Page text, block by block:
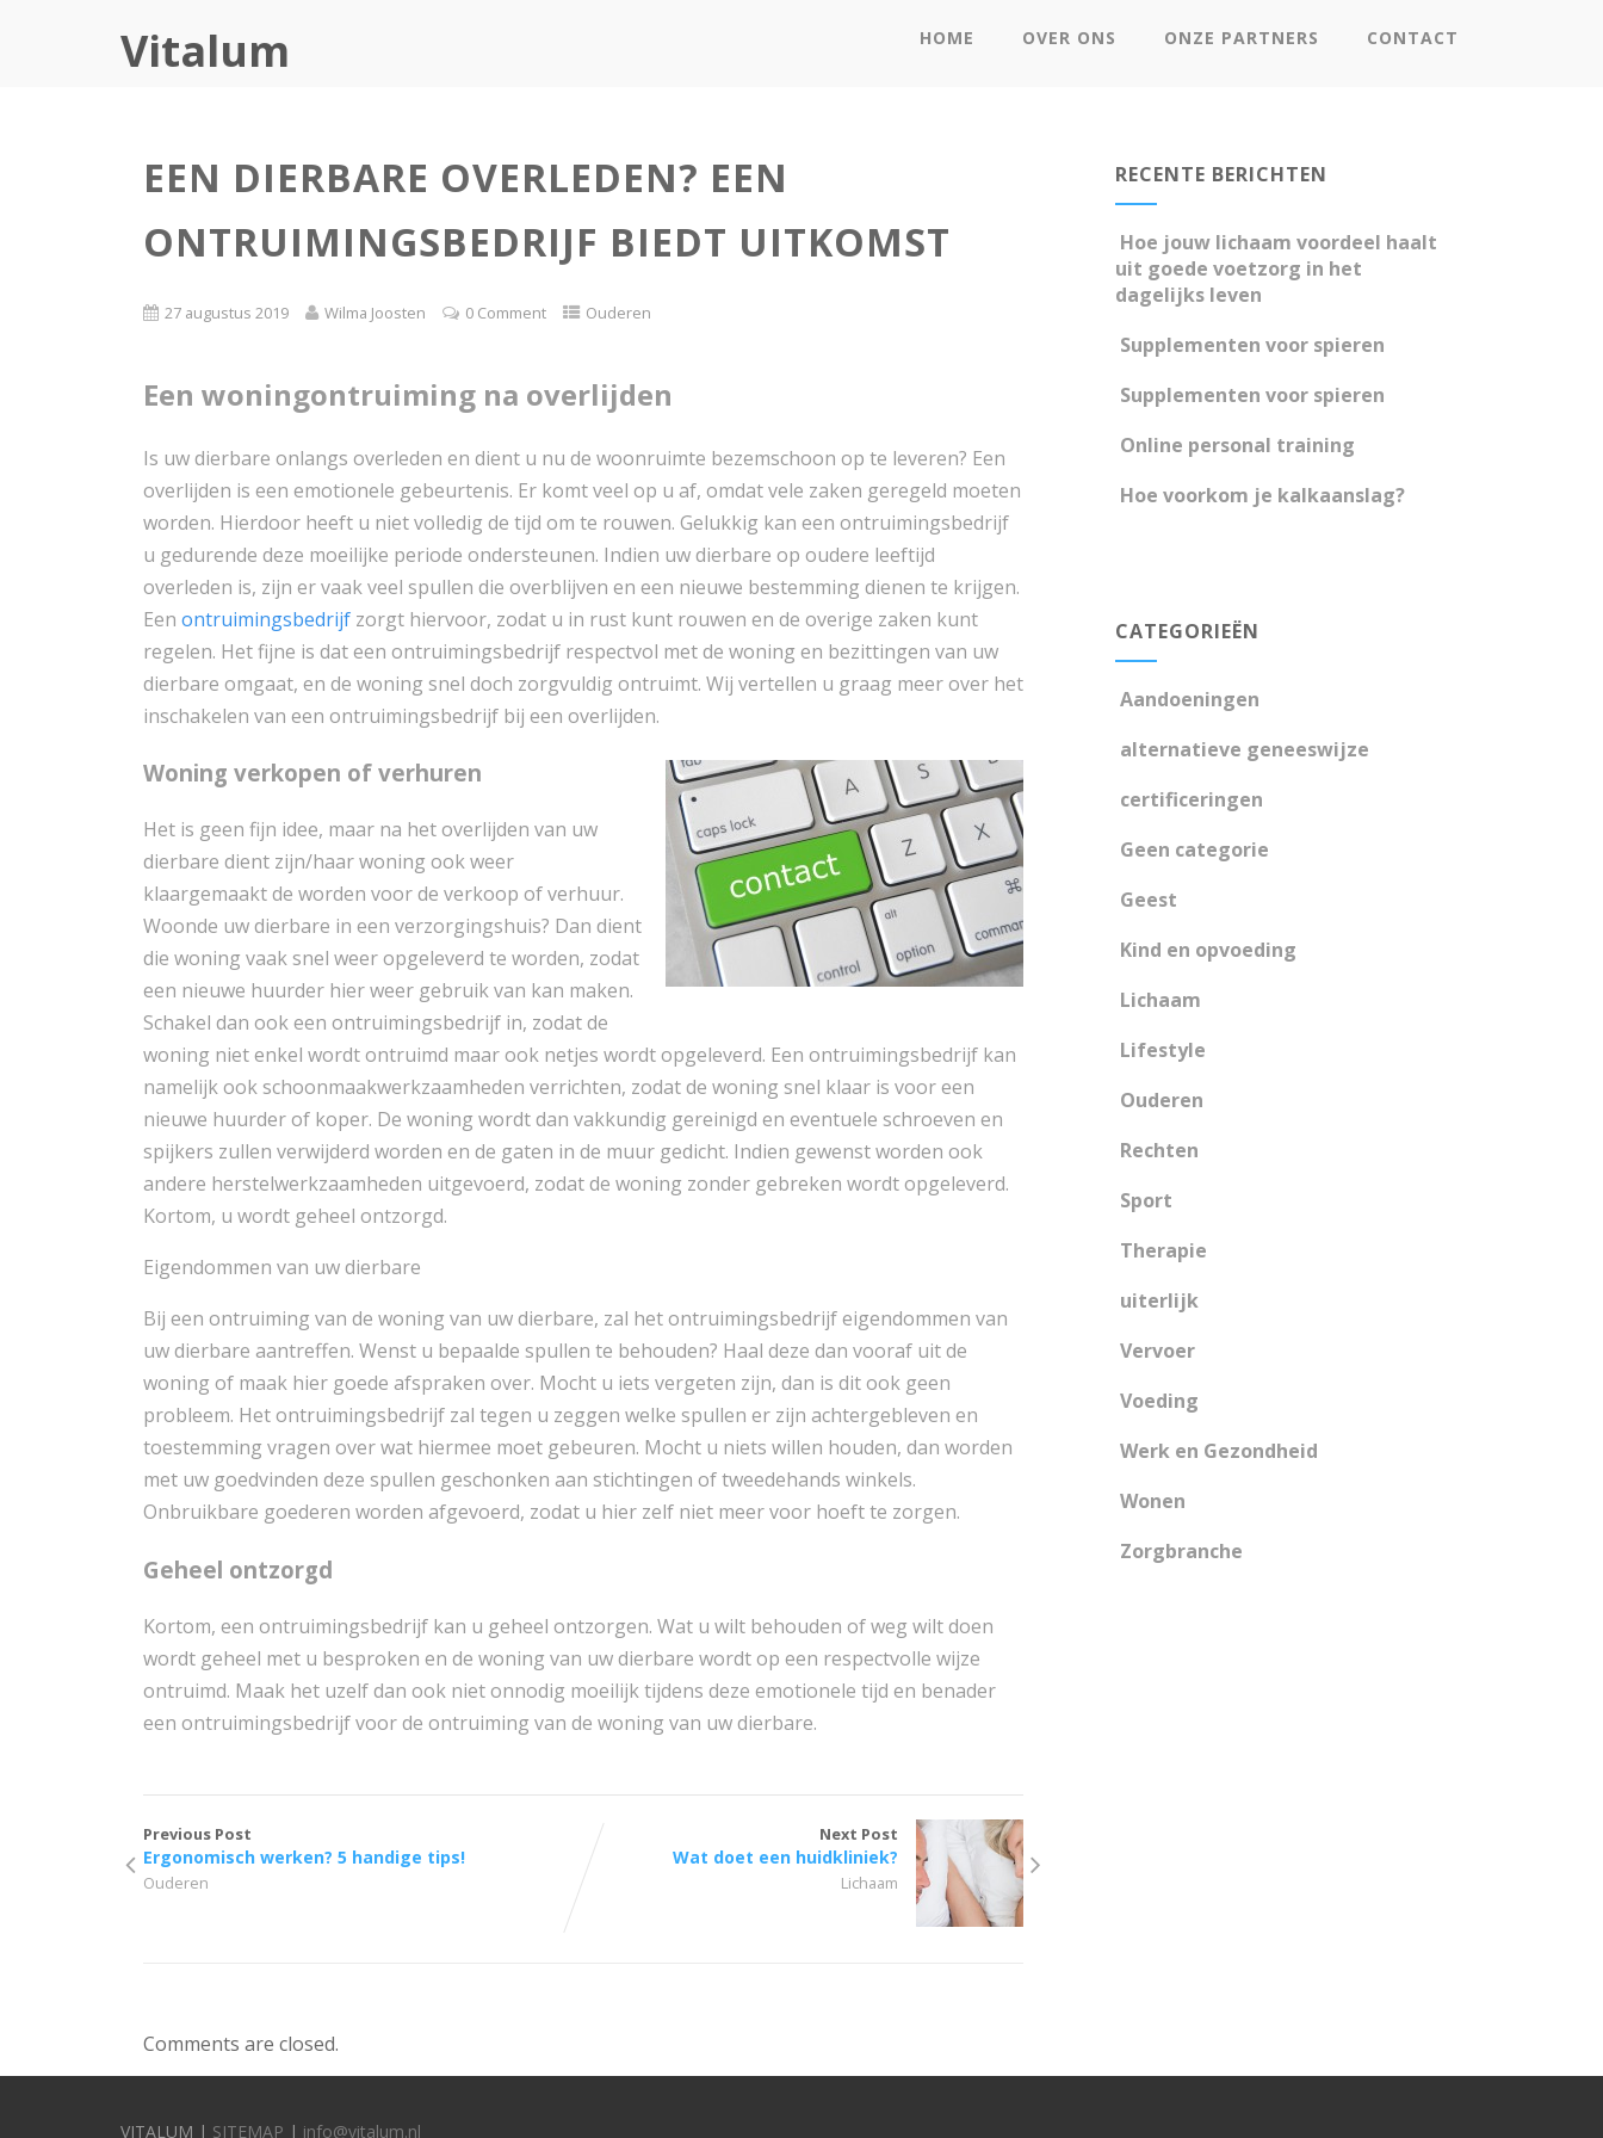
Vitalum HOME OVER ONS ONZE PARTNERS CONTACT
EEN DIERBARE OVERLEDEN? EEN
ONTRUIMINGSBEDRIJF BIEDT UITKOMST
27 augustus 2019 Wilma Joosten 0 Comment Ouderen
Een woningontruiming na overlijden
Is uw dierbare onlangs overleden en dient u nu de woonruimte bezemschoon op te leveren? Een
overlijden is een emotionele gebeurtenis. Er komt veel op u af, omdat vele zaken geregeld moeten
worden. Hierdoor heeft u niet volledig de tijd om te rouwen. Gelukkig kan een ontruimingsbedrijf
u gedurende deze moeilijke periode ondersteunen. Indien uw dierbare op oudere leeftijd
overleden is, zijn er vaak veel spullen die overblijven en een nieuwe bestemming dienen te krijgen.
Eenontruimingsbedrijf zorgt hiervoor, zodat u in rust kunt rouwen en de overige zaken kunt
regelen. Het fijne is dat een ontruimingsbedrijf respectvol met de woning en bezittingen van uw
dierbare omgaat, en de woning snel doch zorgvuldig ontruimt. Wij vertellen u graag meer over het
inschakelen van een ontruimingsbedrijf bij een overlijden.
Woning verkopen of verhuren
Het is geen fijn idee, maar na het overlijden van uw
dierbare dient zijn/haar woning ook weer
klaargemaakt de worden voor de verkoop of verhuur.
Woonde uw dierbare in een verzorgingshuis? Dan dient
die woning vaak snel weer opgeleverd te worden, zodat
een nieuwe huurder hier weer gebruik van kan maken.
Schakel dan ook een ontruimingsbedrijf in, zodat de
woning niet enkel wordt ontruimd maar ook netjes wordt opgeleverd. Een ontruimingsbedrijf kan
namelijk ook schoonmaakwerkzaamheden verrichten, zodat de woning snel klaar is voor een
nieuwe huurder of koper. De woning wordt dan vakkundig gereinigd en eventuele schroeven en
spijkers zullen verwijderd worden en de gaten in de muur gedicht. Indien gewenst worden ook
andere herstelwerkzaamheden uitgevoerd, zodat de woning zonder gebreken wordt opgeleverd.
Kortom, u wordt geheel ontzorgd.
Eigendommen van uw dierbare
Bij een ontruiming van de woning van uw dierbare, zal het ontruimingsbedrijf eigendommen van
uw dierbare aantreffen. Wenst u bepaalde spullen te behouden? Haal deze dan vooraf uit de
woning of maak hier goede afspraken over. Mocht u iets vergeten zijn, dan is dit ook geen
probleem. Het ontruimingsbedrijf zal tegen u zeggen welke spullen er zijn achtergebleven en
toestemming vragen over wat hiermee moet gebeuren. Mocht u niets willen houden, dan worden
met uw goedvinden deze spullen geschonken aan stichtingen of tweedehands winkels.
Onbruikbare goederen worden afgevoerd, zodat u hier zelf niet meer voor hoeft te zorgen.
Geheel ontzorgd
Kortom, een ontruimingsbedrijf kan u geheel ontzorgen. Wat u wilt behouden of weg wilt doen
wordt geheel met u besproken en de woning van uw dierbare wordt op een respectvolle wijze
ontruimd. Maak het uzelf dan ook niet onnodig moeilijk tijdens deze emotionele tijd en benader
een ontruimingsbedrijf voor de ontruiming van de woning van uw dierbare.
Previous Post
Ergonomisch werken? 5 handige tips!
Ouderen
Next Post
Wat doet een huidkliniek?
Lichaam
Comments are closed.
RECENTE BERICHTEN
Hoe jouw lichaam voordeel haalt
uit goede voetzorg in het
dagelijks leven
Supplementen voor spieren
Supplementen voor spieren
Online personal training
Hoe voorkom je kalkaanslag?
CATEGORIEËN
Aandoeningen
alternatieve geneeswijze
certificeringen
Geen categorie
Geest
Kind en opvoeding
Lichaam
Lifestyle
Ouderen
Rechten
Sport
Therapie
uiterlijk
Vervoer
Voeding
Werk en Gezondheid
Wonen
Zorgbranche
VITALUM | SITEMAP | info@vitalum.nl